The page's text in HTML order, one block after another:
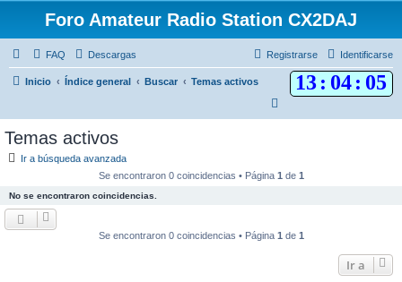
Foro Amateur Radio Station CX2DAJ
FAQ Descargas Identificarse
Registrarse
Inicio Índice general Buscar Temas activos 13 : 04: 05
Temas activos
Ir a búsqueda avanzada
Se encontraron 0 coincidencias • Página 1 de 1
No se encontraron coincidencias.
Se encontraron 0 coincidencias • Página 1 de 1
Ir a